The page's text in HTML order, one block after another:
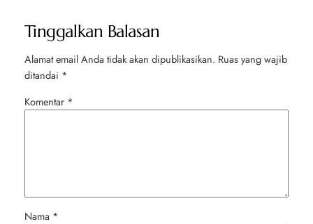
Tinggalkan Balasan
Alamat email Anda tidak akan dipublikasikan. Ruas yang wajib
ditandai *
Komentar *
Nama *